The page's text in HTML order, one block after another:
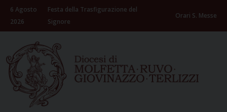
Skip
content
6 Agosto
2026
Festa della Trasfigurazione del
Signore
Orari S. Messe